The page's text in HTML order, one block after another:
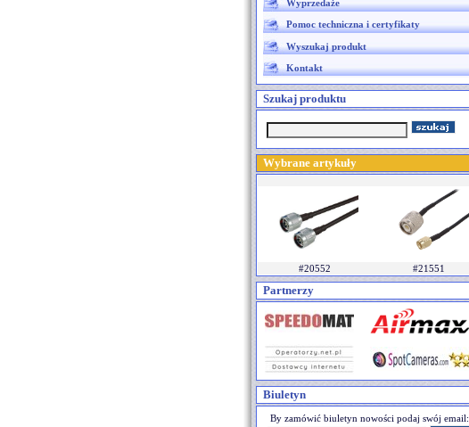
Wyprzedaże
Pomoc techniczna i certyfikaty
Wyszukaj produkt
Kontakt
Szukaj produktu
Wybrane artykuły
#20552 #21551
Partnerzy
Biuletyn
By zamówić biuletyn nowości podaj swój email: